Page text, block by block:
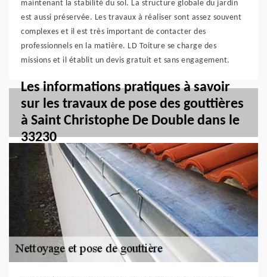
maintenant la stabilité du sol. La structure globale du jardin
est aussi préservée. Les travaux à réaliser sont assez souvent
complexes et il est très important de contacter des
professionnels en la matière. LD Toiture se charge des
missions et il établit un devis gratuit et sans engagement.
Les informations pratiques à savoir
sur les travaux de pose des gouttières
à Saint Christophe De Double dans le
33230